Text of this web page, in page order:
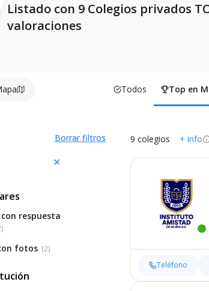
Listado con 9 Colegios privados
valoraciones
Todos Top en
Borrar filtros
respuesta
fotos (2)
9 colegios + info
Teléfono